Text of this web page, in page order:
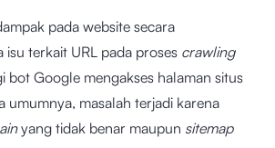
pada website secara
isu terkait URL pada proses crawling
bot Google mengakses halaman situs
umumnya, masalah terjadi karena
yang tidak benar maupun sitemap